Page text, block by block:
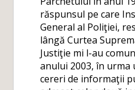
răspunsul pe care
General al Poliţiei,
lângă Curtea
Justiţie mi l-au
anului 2003, în urma
cereri de informaţii